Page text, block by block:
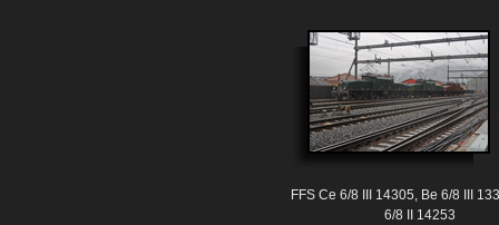
FFS Ce 6/8 III 14305, Be 6/8 III
6/8 II 14253